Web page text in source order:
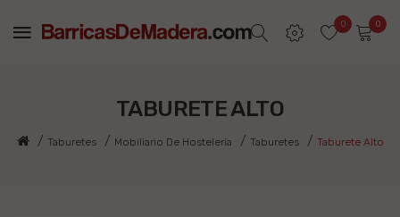
0 0
TABURETE ALTO
Taburetes Mobiliario De Hostelería Taburetes Taburete Alto